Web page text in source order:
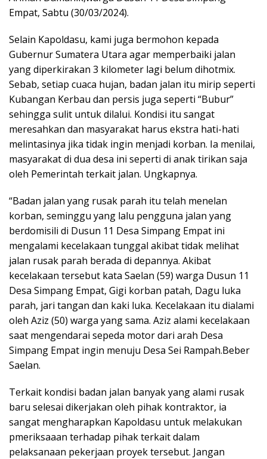
Empat, Sabtu (30/03/2024).
Selain Kapoldasu, kami juga bermohon kepada
Gubernur Sumatera Utara agar memperbaiki jalan
yang diperkirakan 3 kilometer lagi belum dihotmix.
Sebab, setiap cuaca hujan, badan jalan itu mirip seperti
Kubangan Kerbau dan persis juga seperti “Bubur”
sehingga sulit untuk dilalui. Kondisi itu sangat
meresahkan dan masyarakat harus ekstra hati-hati
melintasinya jika tidak ingin menjadi korban. Ia menilai,
masyarakat di dua desa ini seperti di anak tirikan saja
oleh Pemerintah terkait jalan. Ungkapnya.
“Badan jalan yang rusak parah itu telah menelan
korban, seminggu yang lalu pengguna jalan yang
berdomisili di Dusun 11 Desa Simpang Empat ini
mengalami kecelakaan tunggal akibat tidak melihat
jalan rusak parah berada di depannya. Akibat
kecelakaan tersebut kata Saelan (59) warga Dusun 11
Desa Simpang Empat, Gigi korban patah, Dagu luka
parah, jari tangan dan kaki luka. Kecelakaan itu dialami
oleh Aziz (50) warga yang sama. Aziz alami kecelakaan
saat mengendarai sepeda motor dari arah Desa
Simpang Empat ingin menuju Desa Sei Rampah.Beber
Saelan.
Terkait kondisi badan jalan banyak yang alami rusak
baru selesai dikerjakan oleh pihak kontraktor, ia
sangat mengharapkan Kapoldasu untuk melakukan
pmeriksaaan terhadap pihak terkait dalam
pelaksanaan pekerjaan proyek tersebut. Jangan